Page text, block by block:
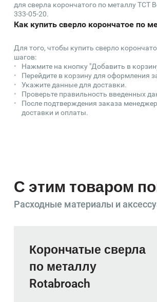
для сверла корончатого по металлу TCT
333-05-20.
Как купить сверло корончатое по
Для того, чтобы купить сверло
шагов:
Нажмите на кнопку "Добавить в
Перейдите в корзину для оформления
Укажите данные для доставки.
Проверьте правильность введенных
После подтверждения заказа
доставки и оплаты.
С этим товаром
Расходные материалы и
Корончатые сверла
по металлу
Rotabroach